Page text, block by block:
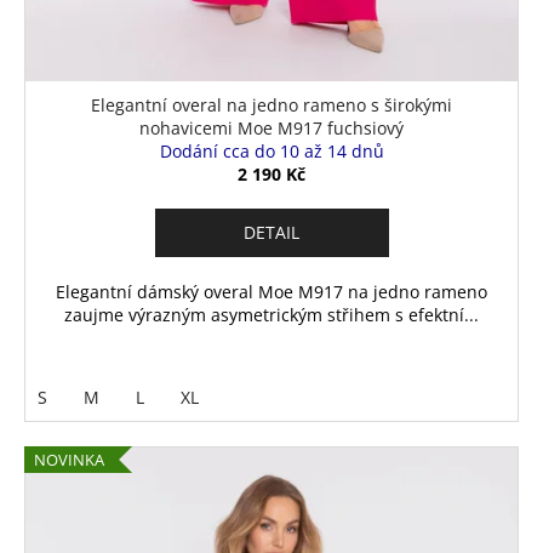
Elegantní overal na jedno rameno s širokými
nohavicemi Moe M917 fuchsiový
Dodání cca do 10 až 14 dnů
2 190 Kč
DETAIL
Elegantní dámský overal Moe M917 na jedno rameno
zaujme výrazným asymetrickým střihem s efektní...
S M L XL
NOVINKA